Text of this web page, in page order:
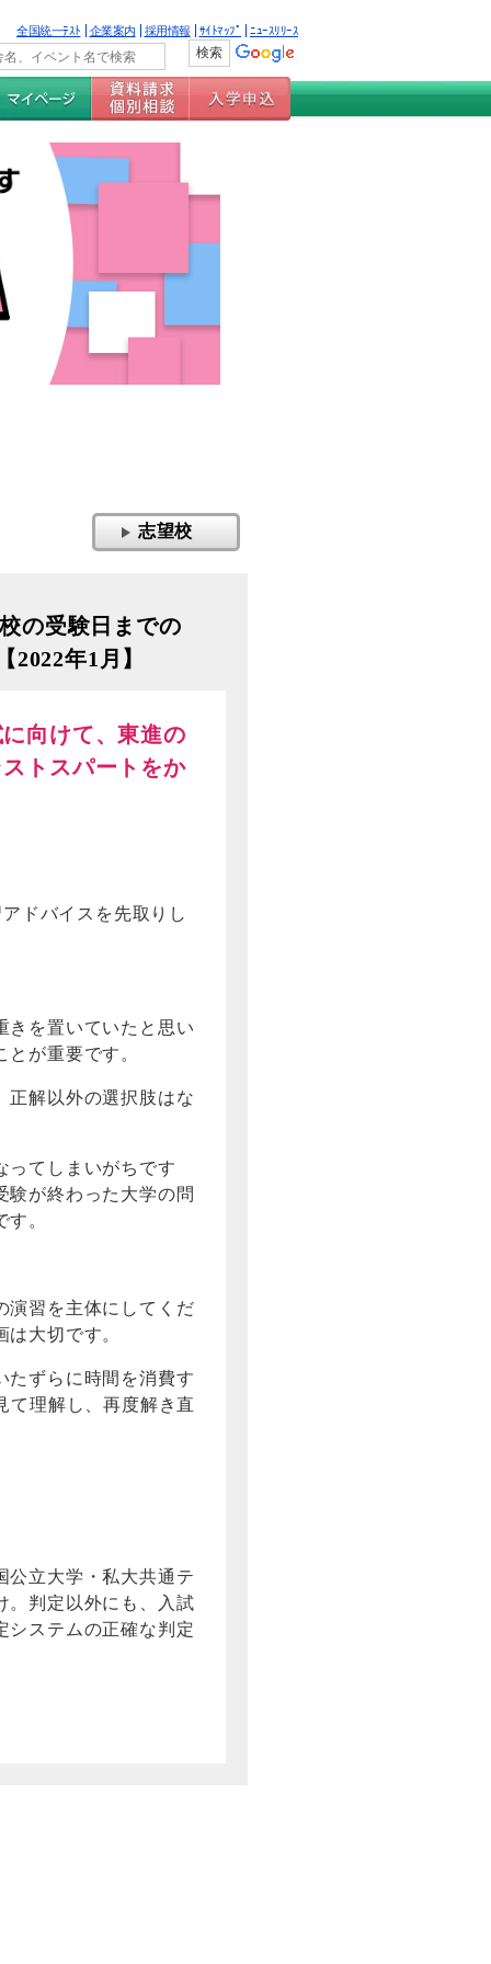
全国統一ﾃｽﾄ 企業案内 採用情報 ｻｲﾄﾏｯﾌﾟ ﾆｭｰｽﾘﾘｰｽ
志望校
の受験日までの
年1月】
向けて、東進の
トスパートをか
ドバイスを先取りし
を置いていたと思い
が重要です。
解以外の選択肢はな
ってしまいがちです
験が終わった大学の問
。
習を主体にしてくだ
大切です。
ずらに時間を消費す
て理解し、再度解き直
立大学・私大共通テ
。判定以外にも、入試
システムの正確な判定